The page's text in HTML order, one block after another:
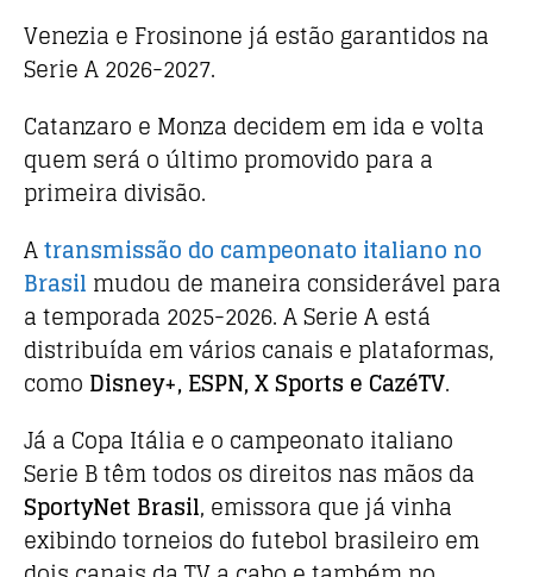
Venezia e Frosinone já estão garantidos na
Serie A 2026-2027.
Catanzaro e Monza decidem em ida e volta
quem será o último promovido para a
primeira divisão.
Atransmissão do campeonato italiano no
Brasil mudou de maneira considerável para
a temporada 2025-2026. A Serie A está
distribuída em vários canais e plataformas,
como Disney+, ESPN, X Sports e CazéTV.
Já a Copa Itália e o campeonato italiano
Serie B têm todos os direitos nas mãos da
SportyNet Brasil, emissora que já vinha
exibindo torneios do futebol brasileiro em